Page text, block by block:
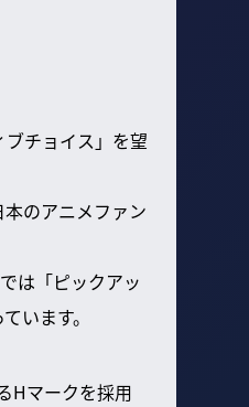
チョイス」を望
のアニメファン
は「ピックアッ
います。
Hマークを採用